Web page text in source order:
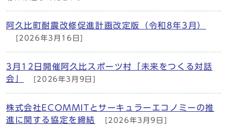
阿久比町耐震改修促進計画改定版（令和8年3月）
[2026年3月16日]
3月12日開催阿久比スポーツ村「未来をつくる対話
会」
[2026年3月9日]
株式会社ECOMMITとサーキュラーエコノミーの推
進に関する協定を締結
[2026年3月9日]